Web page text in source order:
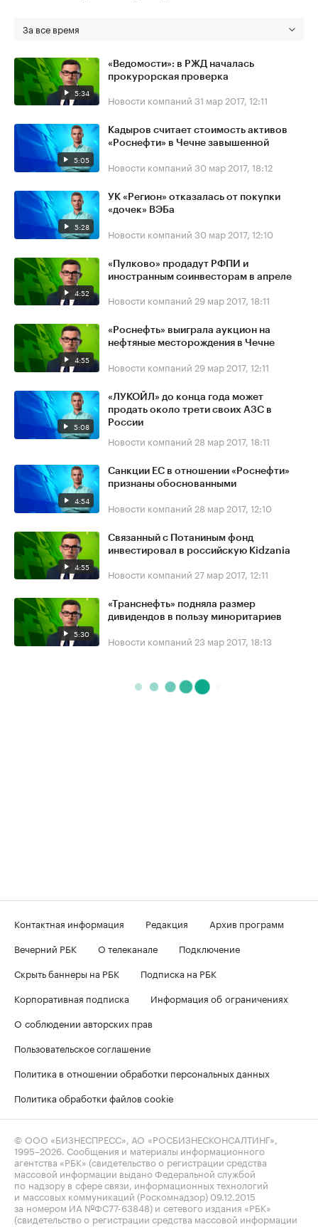
За все время
5:34
«Ведомости»: в РЖД началась
прокурорская проверка
Новости компаний 31 мар 2017, 12:11
5:05
Кадыров считает стоимость активов
«Роснефти» в Чечне завышенной
Новости компаний 30 мар 2017, 18:12
5:28
УК «Регион» отказалась от покупки
«дочек» ВЭБа
Новости компаний 30 мар 2017, 12:10
4:52
«Пулково» продадут РФПИ и
иностранным соинвесторам в апреле
Новости компаний 29 мар 2017, 18:11
4:55
«Роснефть» выиграла аукцион на
нефтяные месторождения в Чечне
Новости компаний 29 мар 2017, 12:11
5:08
«ЛУКОЙЛ» до конца года может
продать около трети своих АЗС в
России
Новости компаний 28 мар 2017, 18:11
4:54
Санкции ЕС в отношении «Роснефти»
признаны обоснованными
Новости компаний 28 мар 2017, 12:10
4:55
Связанный с Потаниным фонд
инвестировал в российскую Kidzania
Новости компаний 27 мар 2017, 12:11
5:30
«Транснефть» подняла размер
дивидендов в пользу миноритариев
Новости компаний 23 мар 2017, 18:13
Контактная информация Редакция
Архив программ
Вечерний РБК
О телеканале
Подключение
Скрыть баннеры на РБК
Подписка на РБК
Корпоративная подписка
Информация об ограничениях
О соблюдении авторских прав
Пользовательское соглашение
Политика в отношении обработки персональных данных
Политика обработки файлов cookie
© ООО «БИЗНЕСПРЕСС», АО «РОСБИЗНЕСКОНСАЛТИНГ»,
1995–2026. Сообщения и материалы информационного
агентства «РБК» (свидетельство о регистрации средства
массовой информации выдано Федеральной службой
по надзору в сфере связи, информационных технологий
и массовых коммуникаций (Роскомнадзор) 09.12.2015
за номером ИА №ФС77-63848) и сетевого издания «РБК»
(свидетельство о регистрации средства массовой информации